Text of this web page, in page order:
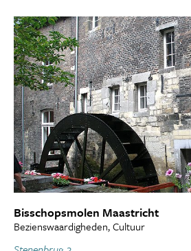
Bisschopsmolen Maastricht
Bezienswaardigheden, Cultuur